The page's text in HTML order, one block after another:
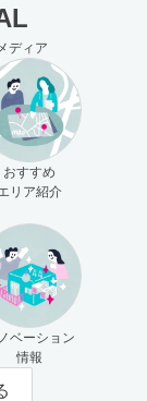
ディア
おすすめ
リア紹介
ベーション
情報